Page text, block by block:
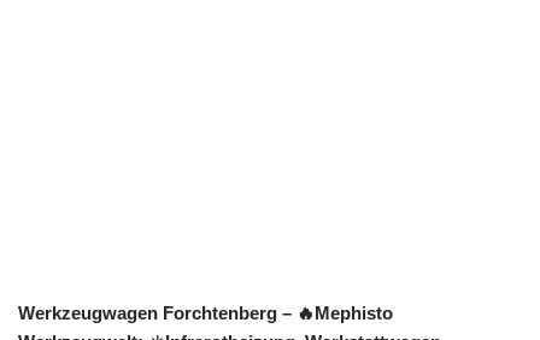
Werkzeugwagen Forchtenberg – 🔥Mephisto